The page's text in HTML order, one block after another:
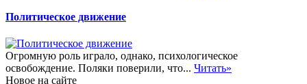
Политическое движение
Огромную роль играло, однако, психологическое
освобождение. Поляки поверили, что... Читать»
Новое на сайте